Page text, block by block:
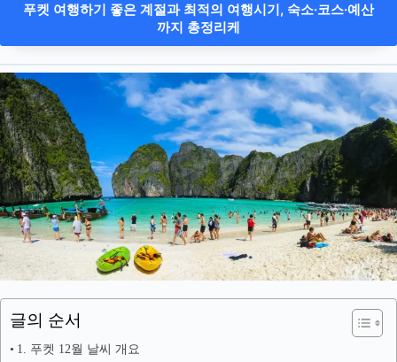
푸켓 여행하기 좋은 계절과 최적의 여행시기, 숙소·코스·예산
까지 총정리케
글의 순서
1. 푸켓 12월 날씨 개요